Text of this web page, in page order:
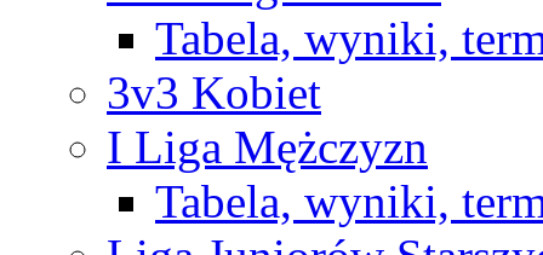
Tabela, wyniki,
3v3 Kobiet
I Liga Mężczyzn
Tabela, wyniki,